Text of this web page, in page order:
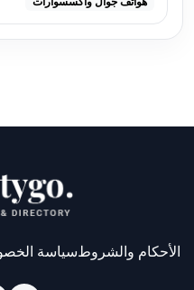
الأحكام والشروطسياسة